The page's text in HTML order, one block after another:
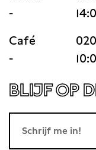
-
Café
-
BLIJF OP